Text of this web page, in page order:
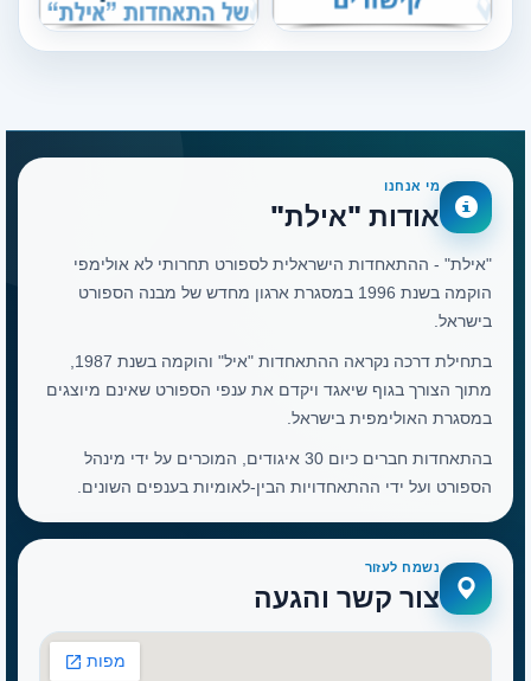
מי אנחנו
אודות "אילת"
"אילת" - ההתאחדות הישראלית לספורט תחרותי לא אולימפי
הוקמה בשנת 1996 במסגרת ארגון מחדש של מבנה הספורט
בישראל.
מתוך הצורך בגוף שיאגד ויקדם את ענפי הספורט שאינם מיוצגים
במסגרת האולימפית בישראל.
בהתאחדות חברים כיום 30 איגודים, המוכרים על ידי מינהל
הספורט ועל ידי ההתאחדויות הבין-לאומיות בענפים השונים.
נשמח לעזור
צור קשר והגעה